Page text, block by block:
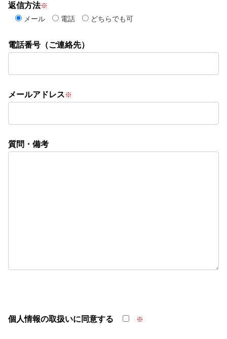
返信方法※
メール
電話 どちらでも可
電話番号（ご連絡先）
メールアドレス※
質問・備考
個人情報の取扱いに同意する ※